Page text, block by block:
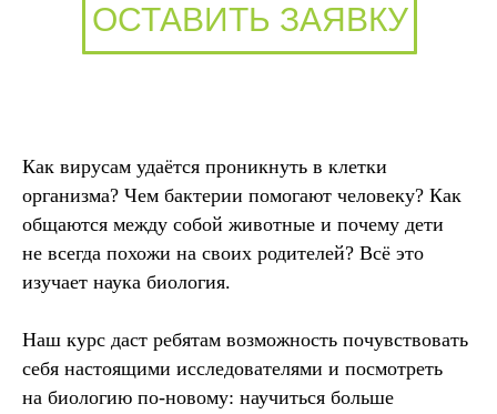
ОСТАВИТЬ ЗАЯВКУ
Как вирусам удаётся проникнуть в клетки
организма? Чем бактерии помогают человеку? Как
общаются между собой животные и почему дети
не всегда похожи на своих родителей? Всё это
изучает наука биология.
Наш курс даст ребятам возможность почувствовать
себя настоящими исследователями и посмотреть
на биологию по-новому: научиться больше